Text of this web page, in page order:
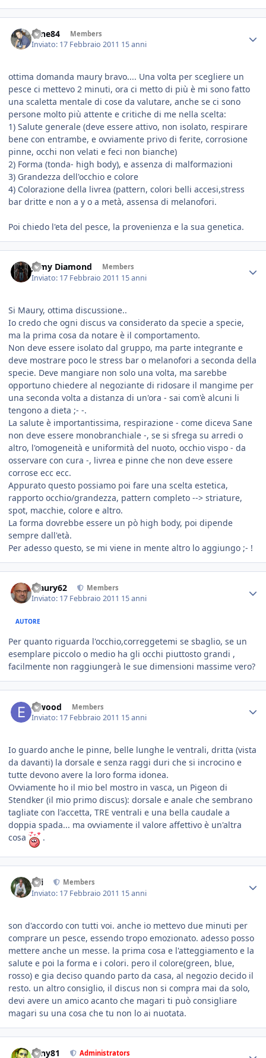
sane84 Members
Inviato: 17 Febbraio 2011 15 anni
ottima domanda maury bravo.... Una volta per scegliere un
pesce ci mettevo 2 minuti, ora ci metto di più è mi sono fatto
una scaletta mentale di cose da valutare, anche se ci sono
persone molto più attente e critiche di me nella scelta:
1) Salute generale (deve essere attivo, non isolato, respirare
bene con entrambe, e ovviamente privo di ferite, corrosione
pinne, occhi non velati e feci non bianche)
2) Forma (tonda- high body), e assenza di malformazioni
3) Grandezza dell'occhio e colore
4) Colorazione della livrea (pattern, colori belli accesi,stress
bar dritte e non a y o a metà, assensa di melanofori.
Poi chiedo l'eta del pesce, la provenienza e la sua genetica.
Jamy Diamond Members
Inviato: 17 Febbraio 2011 15 anni
Si Maury, ottima discussione..
Io credo che ogni discus va considerato da specie a specie,
ma la prima cosa da notare è il comportamento.
Non deve essere isolato dal gruppo, ma parte integrante e
deve mostrare poco le stress bar o melanofori a seconda della
specie. Deve mangiare non solo una volta, ma sarebbe
opportuno chiedere al negoziante di ridosare il mangime per
una seconda volta a distanza di un'ora - sai com'è alcuni li
tengono a dieta ;- -.
La salute è importantissima, respirazione - come diceva Sane
non deve essere monobranchiale -, se si sfrega su arredi o
altro, l'omogeneità e uniformità del nuoto, occhio vispo - da
osservare con cura -, livrea e pinne che non deve essere
corrose ecc ecc.
Appurato questo possiamo poi fare una scelta estetica,
rapporto occhio/grandezza, pattern completo --> striature,
spot, macchie, colore e altro.
La forma dovrebbe essere un pò high body, poi dipende
sempre dall'età.
Per adesso questo, se mi viene in mente altro lo aggiungo ;- !
Maury62 Members
Inviato: 17 Febbraio 2011 15 anni
AUTORE
Per quanto riguarda l'occhio,correggetemi se sbaglio, se un
esemplare piccolo o medio ha gli occhi piuttosto grandi ,
facilmente non raggiungerà le sue dimensioni massime vero?
Elwood Members
Inviato: 17 Febbraio 2011 15 anni
Io guardo anche le pinne, belle lunghe le ventrali, dritta (vista
da davanti) la dorsale e senza raggi duri che si incrocino e
tutte devono avere la loro forma idonea.
Ovviamente ho il mio bel mostro in vasca, un Pigeon di
Stendker (il mio primo discus): dorsale e anale che sembrano
tagliate con l'accetta, TRE ventrali e una bella caudale a
doppia spada... ma ovviamente il valore affettivo è un'altra
cosa
.
titi Members
Inviato: 17 Febbraio 2011 15 anni
son d'accordo con tutti voi. anche io mettevo due minuti per
comprare un pesce, essendo tropo emozionato. adesso posso
mettere anche un messe. la prima cosa e l'atteggiamento e la
salute e poi la forma e i colori. pero il colore(green, blue,
rosso) e gia deciso quando parto da casa, al negozio decido il
resto. un altro consiglio, il discus non si compra mai da solo,
devi avere un amico acanto che magari ti può consigliare
magari su una cosa che tu non lo ai nuotata.
tony81 Administrators